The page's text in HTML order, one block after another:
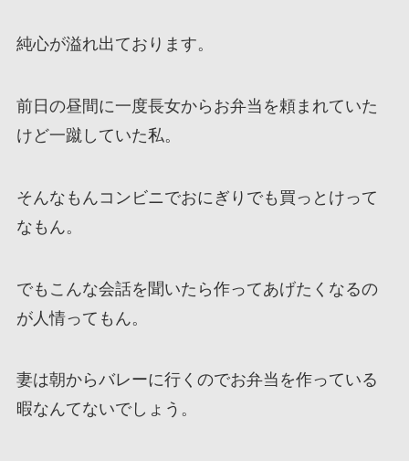
純心が溢れ出ております。
前日の昼間に一度長女からお弁当を頼まれていた
けど一蹴していた私。
そんなもんコンビニでおにぎりでも買っとけって
なもん。
でもこんな会話を聞いたら作ってあげたくなるの
が人情ってもん。
妻は朝からバレーに行くのでお弁当を作っている
暇なんてないでしょう。